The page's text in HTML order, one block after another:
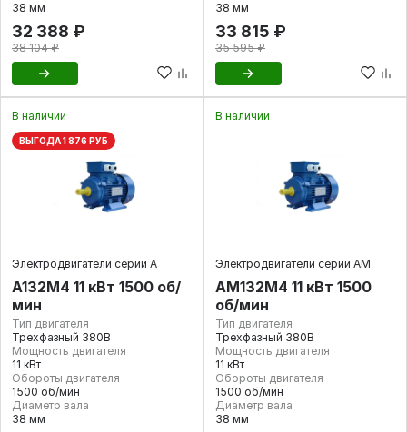
38 мм
32 388 ₽
38 104 ₽
38 мм
33 815 ₽
35 595 ₽
В наличии
ВЫГОДА 1 876 РУБ
Электродвигатели серии А
А132M4 11 кВт 1500 об/
мин
Тип двигателя
Трехфазный 380В
Мощность двигателя
11 кВт
Обороты двигателя
1500 об/мин
Диаметр вала
38 мм
В наличии
Электродвигатели серии АМ
АМ132М4 11 кВт 1500
об/мин
Тип двигателя
Трехфазный 380В
Мощность двигателя
11 кВт
Обороты двигателя
1500 об/мин
Диаметр вала
38 мм